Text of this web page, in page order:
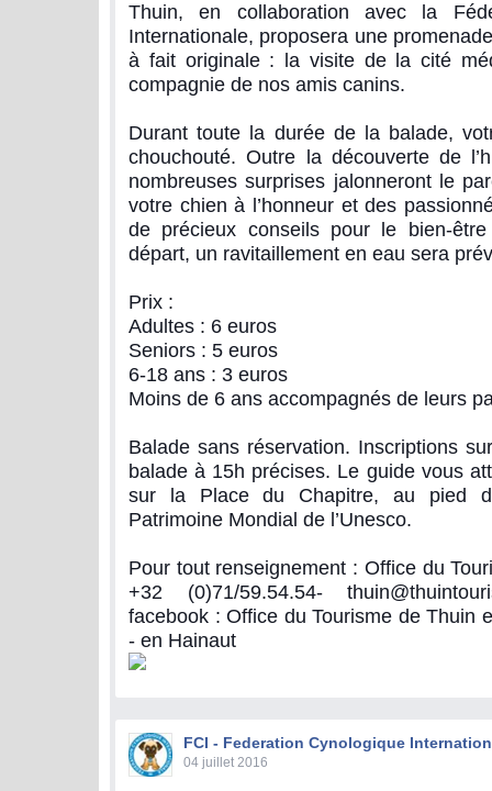
Thuin, en collaboration avec la
Internationale, proposera une
à fait originale : la visite de la cité
compagnie de nos amis canins.
Durant toute la durée de la balade,
chouchouté. Outre la découverte de
nombreuses surprises jalonneront le
votre chien à l’honneur et des
de précieux conseils pour le bien-
départ, un ravitaillement en eau sera
Prix :
Adultes : 6 euros
Seniors : 5 euros
6-18 ans : 3 euros
Moins de 6 ans accompagnés de leurs
Balade sans réservation. Inscriptions
balade à 15h précises. Le guide vous
sur la Place du Chapitre, au pied
Patrimoine Mondial de l’Unesco.
Pour tout renseignement : Office du
+32 (0)71/59.54.54-
facebook : Office du Tourisme de Thuin
- en Hainaut
FCI - Federation Cynologique
04 juillet 2016